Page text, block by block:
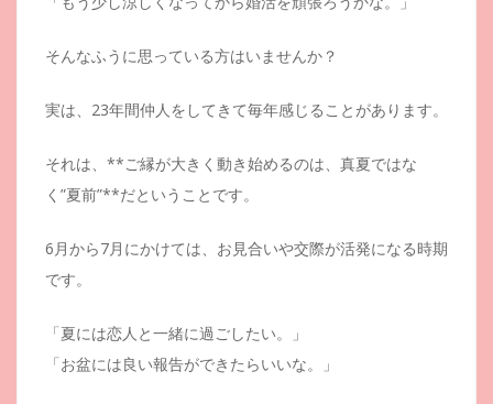
そんなふうに思っている方はいませんか？
実は、23年間仲人をしてきて毎年感じることがあります。
それは、**ご縁が大きく動き始めるのは、真夏ではな
く”夏前”**だということです。
6月から7月にかけては、お見合いや交際が活発になる時期
です。
「夏には恋人と一緒に過ごしたい。」
「お盆には良い報告ができたらいいな。」